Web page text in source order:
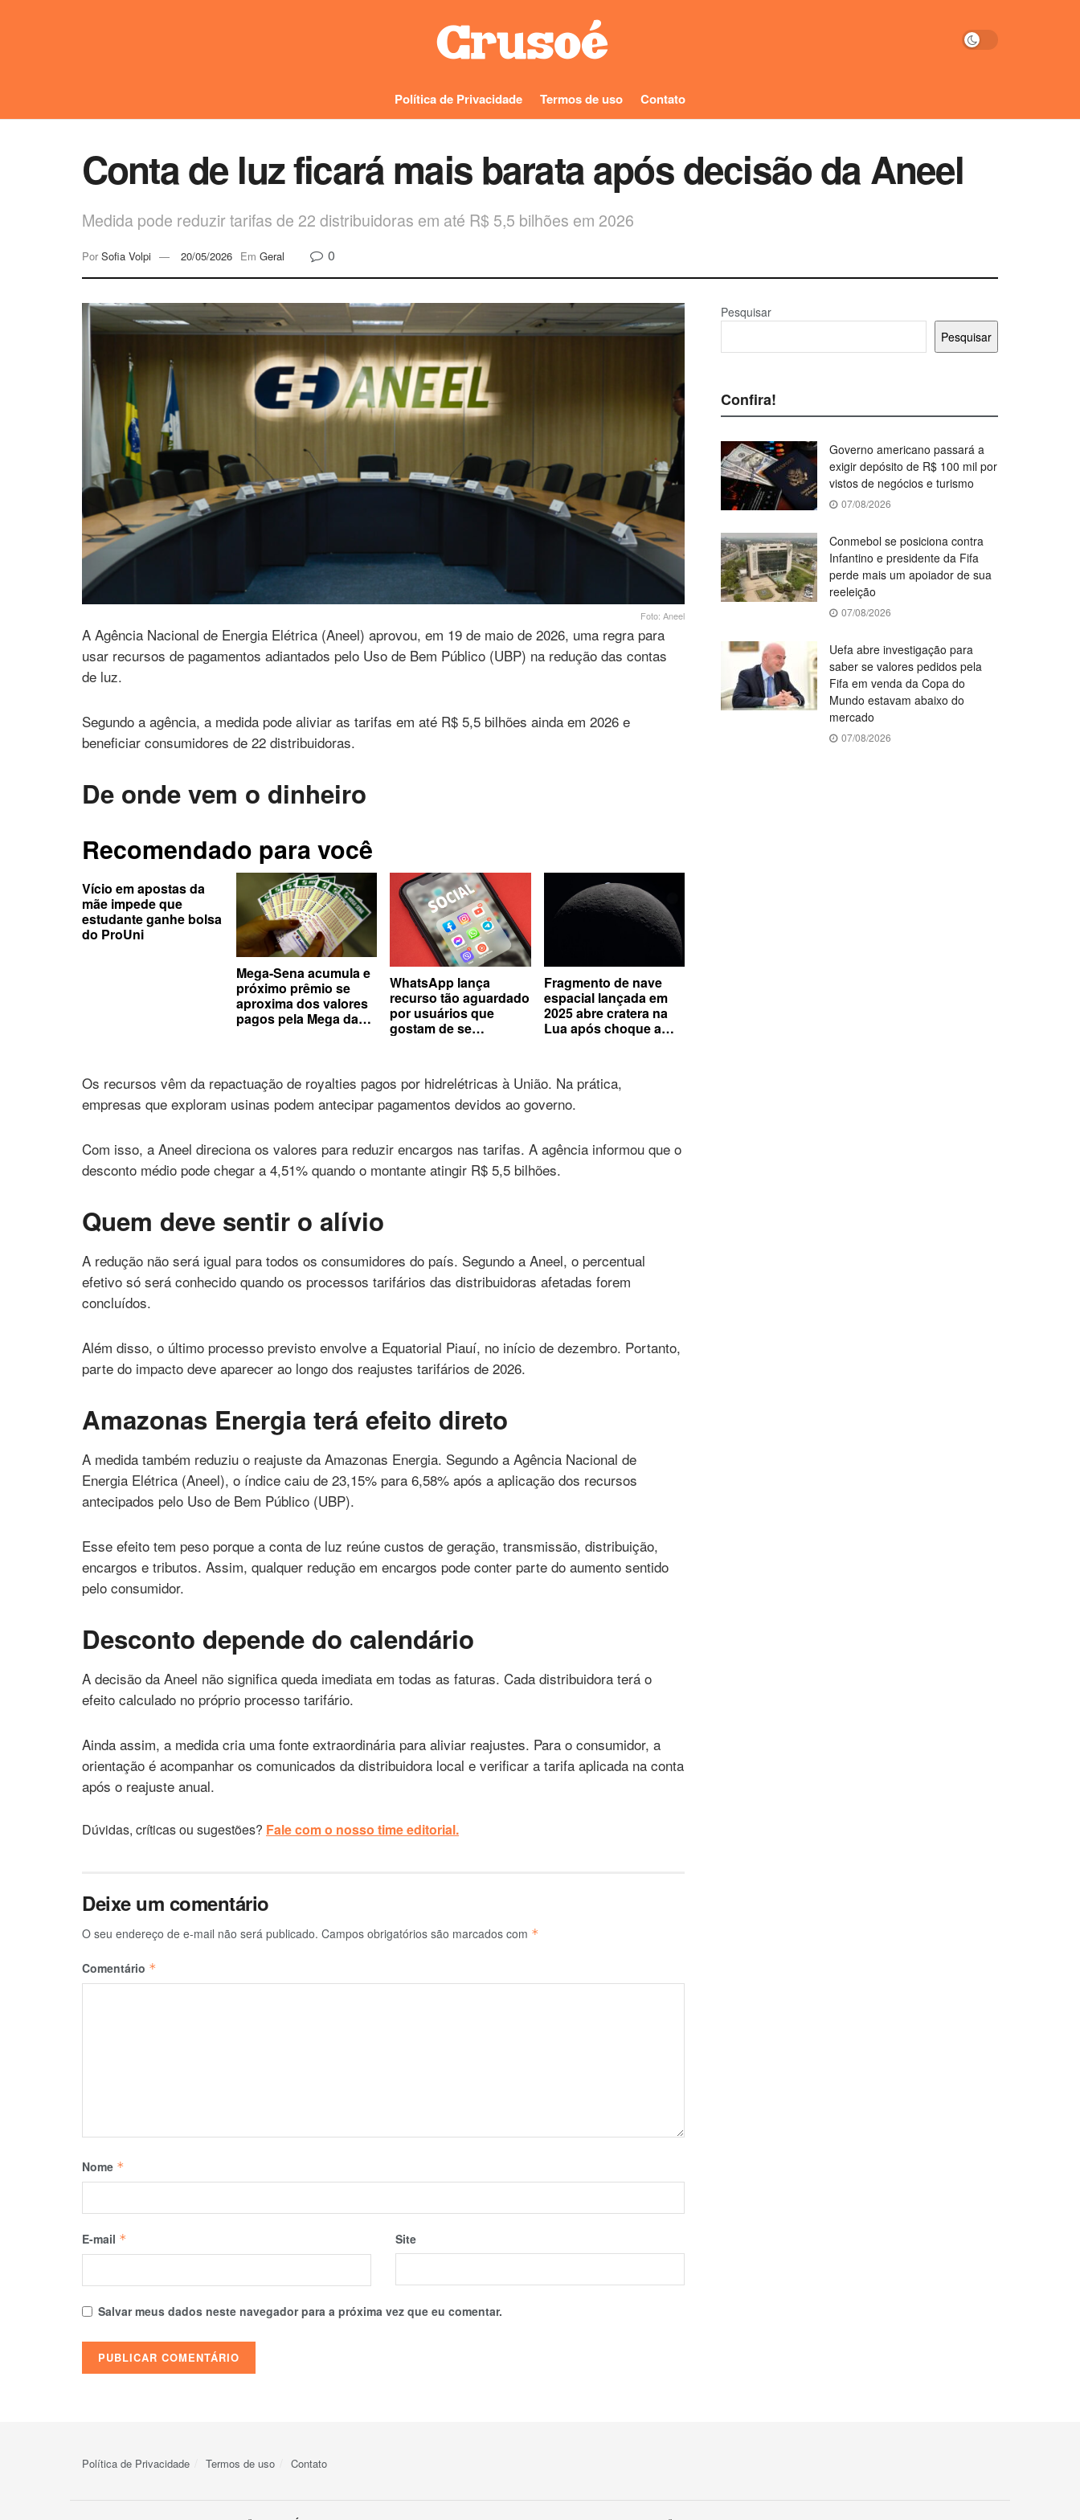
Política de Privacidade Termos de uso Contato
Conta de luz ficará mais barata após decisão da Aneel
Medida pode reduzir tarifas de 22 distribuidoras em até R$ 5,5 bilhões em 2026
Por Sofia Volpi 20/05/2026 Em Geral 0
Foto: Aneel
A Agência Nacional de Energia Elétrica (Aneel) aprovou, em 19 de maio de 2026, uma regra para
usar recursos de pagamentos adiantados pelo Uso de Bem Público (UBP) na redução das contas
de luz.
Segundo a agência, a medida pode aliviar as tarifas em até R$ 5,5 bilhões ainda em 2026 e
beneficiar consumidores de 22 distribuidoras.
De onde vem o dinheiro
Recomendado para você
Vício em apostas da
mãe impede que
estudante ganhe bolsa
do ProUni
Mega-Sena acumula e
próximo prêmio se
aproxima dos valores
pagos pela Mega da
WhatsApp lança
recurso tão aguardado
por usuários que
gostam de se
Fragmento de nave
espacial lançada em
2025 abre cratera na
Lua após choque a
Os recursos vêm da repactuação de royalties pagos por hidrelétricas à União. Na prática,
empresas que exploram usinas podem antecipar pagamentos devidos ao governo.
Com isso, a Aneel direciona os valores para reduzir encargos nas tarifas. A agência informou que o
desconto médio pode chegar a 4,51% quando o montante atingir R$ 5,5 bilhões.
Quem deve sentir o alívio
A redução não será igual para todos os consumidores do país. Segundo a Aneel, o percentual
efetivo só será conhecido quando os processos tarifários das distribuidoras afetadas forem
concluídos.
Além disso, o último processo previsto envolve a Equatorial Piauí, no início de dezembro. Portanto,
parte do impacto deve aparecer ao longo dos reajustes tarifários de 2026.
Amazonas Energia terá efeito direto
A medida também reduziu o reajuste da Amazonas Energia. Segundo a Agência Nacional de
Energia Elétrica (Aneel), o índice caiu de 23,15% para 6,58% após a aplicação dos recursos
antecipados pelo Uso de Bem Público (UBP).
Esse efeito tem peso porque a conta de luz reúne custos de geração, transmissão, distribuição,
encargos e tributos. Assim, qualquer redução em encargos pode conter parte do aumento sentido
pelo consumidor.
Desconto depende do calendário
A decisão da Aneel não significa queda imediata em todas as faturas. Cada distribuidora terá o
efeito calculado no próprio processo tarifário.
Ainda assim, a medida cria uma fonte extraordinária para aliviar reajustes. Para o consumidor, a
orientação é acompanhar os comunicados da distribuidora local e verificar a tarifa aplicada na conta
após o reajuste anual.
Dúvidas, críticas ou sugestões? Fale com o nosso time editorial.
Deixe um comentário
O seu endereço de e-mail não será publicado. Campos obrigatórios são marcados com *
Comentário *
Nome *
E-mail * Site
Salvar meus dados neste navegador para a próxima vez que eu comentar.
Pesquisar
Pesquisar
Confira!
Governo americano passará a
exigir depósito de R$ 100 mil por
vistos de negócios e turismo
07/08/2026
Conmebol se posiciona contra
Infantino e presidente da Fifa
perde mais um apoiador de sua
reeleição
07/08/2026
Uefa abre investigação para
saber se valores pedidos pela
Fifa em venda da Copa do
Mundo estavam abaixo do
mercado
07/08/2026
Política de Privacidade Termos de uso Contato